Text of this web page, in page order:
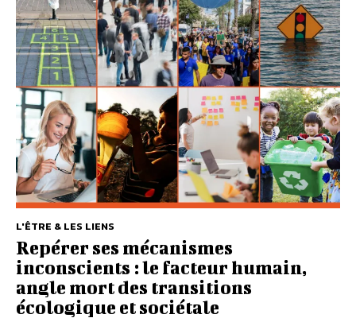
L'ÊTRE & LES LIENS
Repérer ses mécanismes
inconscients : le facteur humain,
angle mort des transitions
écologique et sociétale